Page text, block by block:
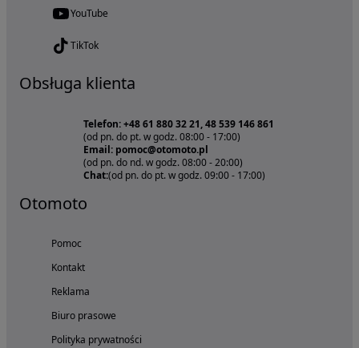
YouTube
TikTok
Obsługa klienta
Telefon: +48 61 880 32 21, 48 539 146 861
(od pn. do pt. w godz. 08:00 - 17:00)
Email: pomoc@otomoto.pl
(od pn. do nd. w godz. 08:00 - 20:00)
Chat:(od pn. do pt. w godz. 09:00 - 17:00)
Otomoto
Pomoc
Kontakt
Reklama
Biuro prasowe
Polityka prywatności